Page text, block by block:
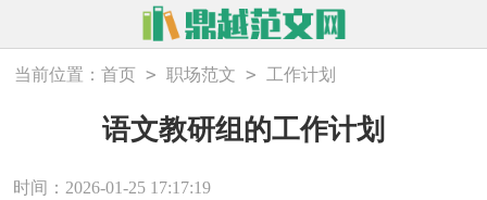
当前位置：首页 > 职场范文 > 工作计划
语文教研组的工作计划
时间：2026-01-25 17:17:19